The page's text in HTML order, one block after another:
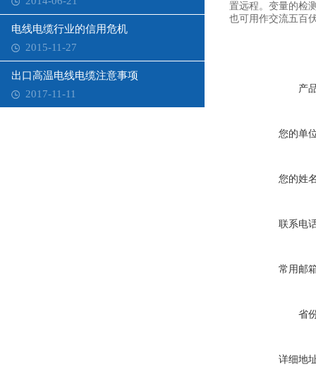
电线电缆行业的信用危机
2015-11-27
出口高温电线电缆注意事项
2017-11-11
置远程。变量的检
也可用作交流五百
产
您的单
您的姓
联系电
常用邮
省
详细地